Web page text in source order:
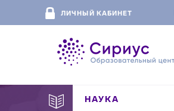
ЛИЧНЫЙ КАБИНЕТ
НАУКА